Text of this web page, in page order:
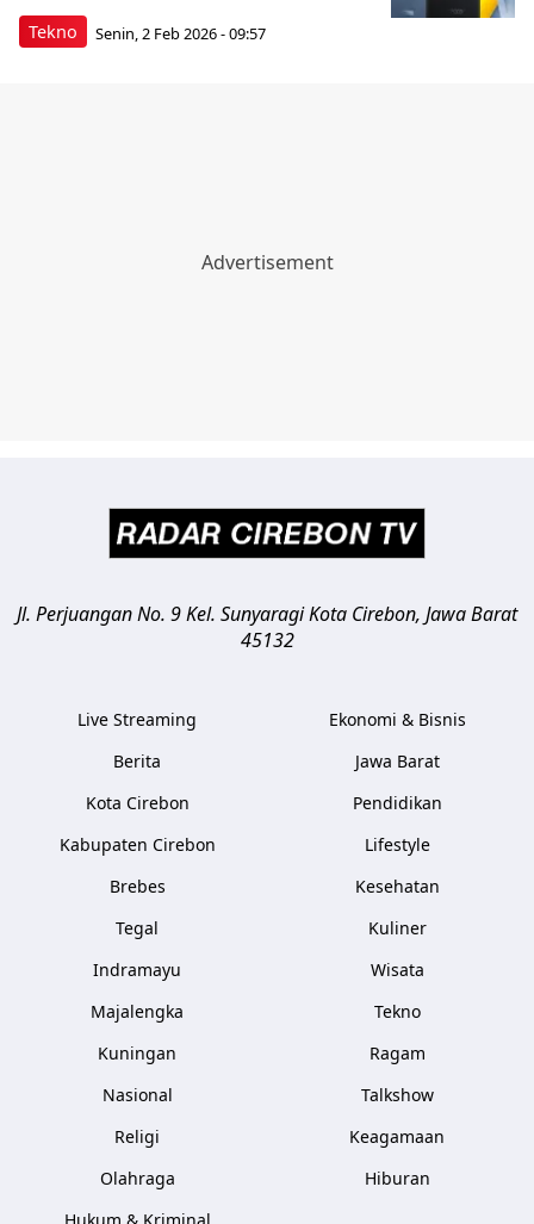
Tekno Senin, 2 Feb 2026 - 09:57
Jl. Perjuangan No. 9 Kel. SunyaragiKota Cirebon, Jawa Barat
45132
Live Streaming
Berita
Kota Cirebon
Kabupaten Cirebon
Brebes
Tegal
Indramayu
Majalengka
Kuningan
Nasional
Religi
Olahraga
Ekonomi & Bisnis
Jawa Barat
Pendidikan
Lifestyle
Kesehatan
Kuliner
Wisata
Tekno
Ragam
Talkshow
Keagamaan
Hiburan